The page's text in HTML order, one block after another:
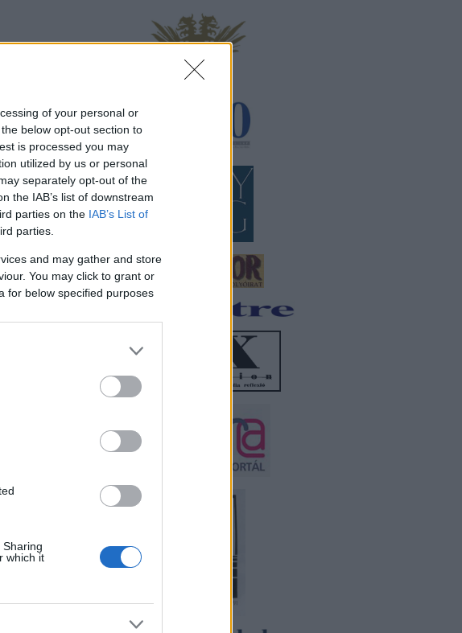
of your personal or
below opt-out section to
is processed you may
utilized by us or personal
separately opt-out of the
the IAB’s list of downstream
parties on the IAB’s List of
parties.
and may gather and store
You may click to grant or
for below specified purposes
which it